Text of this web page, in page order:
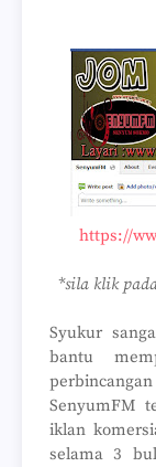
https://
*sila klik
Syukur
bantu
SenyumFM
iklan
selama 3